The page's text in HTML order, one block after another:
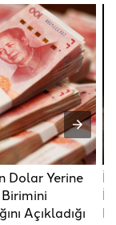
Dolar Yerine
Açıkladığı